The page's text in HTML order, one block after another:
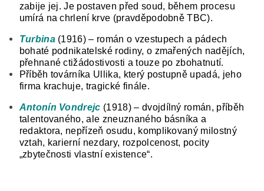
zabije jej. Je postaven před soud, během procesu
umírá na chrlení krve (pravděpodobně TBC).
Turbina(1916) – román o vzestupech a pádech
bohaté podnikatelské rodiny, o zmařených nadějích,
přehnané ctižádostivosti a touze po zbohatnutí.
Příběh továrníka Ullika, který postupně upadá, jeho
firma krachuje, tragické finále.
Antonín Vondrejc (1918) – dvojdílný román, příběh
talentovaného, ale zneuznaného básníka a
redaktora, nepřízeň osudu, komplikovaný milostný
vztah, karierní nezdary, rozpolcenost, pocity
„zbytečnosti vlastní existence“.